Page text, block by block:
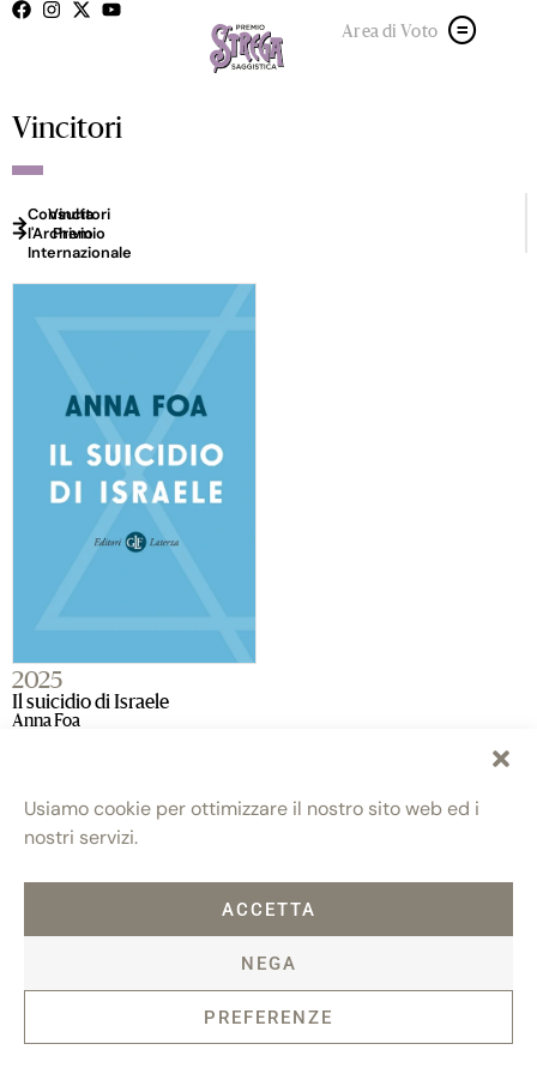
Usiamo cookie per ottimizzare il nostro sito web ed i
nostri servizi.
ACCETTA
NEGA
PREFERENZE
Area di Voto
Vincitori
Consulta
l'Archivio
Vincitori
Premio
Internazionale
2025
Il suicidio di Israele
Anna Foa
Fondazione Maria e Goffredo Bellonci
Via Fratelli Ruspoli, 2 00198 Roma